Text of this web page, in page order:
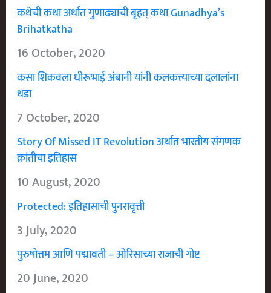
कथेची कथा अर्थात गुणाढ्याची बृहत् कथा Gunadhya’s
Brihatkatha
16 October, 2020
कसा शिकवला धीरूभाई अंबानी यांनी कलकत्त्याच्या दलालांना
धडा
7 October, 2020
Story Of Missed IT Revolution अर्थात भारतीय संगणक
क्रांतीचा इतिहास
10 August, 2020
Protected: इतिहासाची पुनरावृत्ती
3 July, 2020
पुरुषोत्तम आणि पद्मावती – ओरिसाच्या राजाची गोष्ट
20 June, 2020